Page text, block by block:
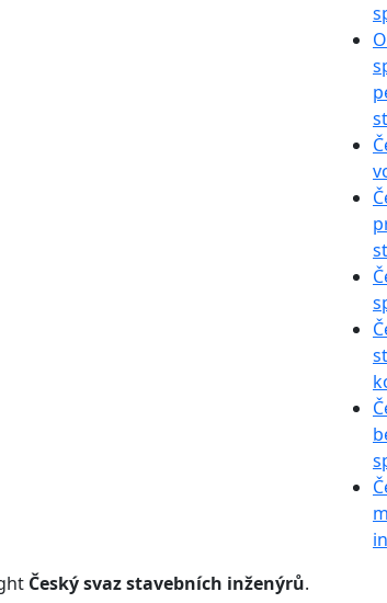
Český svaz stavebních inženýrů.